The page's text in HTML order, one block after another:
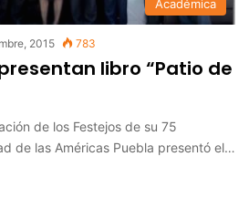
Académica
2015 783
presentan libro “Patio de
de los Festejos de su 75
de las Américas Puebla presentó el…